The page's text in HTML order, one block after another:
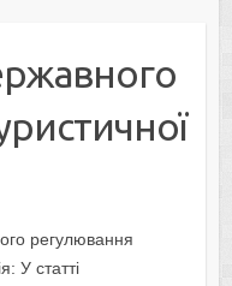
регулювання
У статті